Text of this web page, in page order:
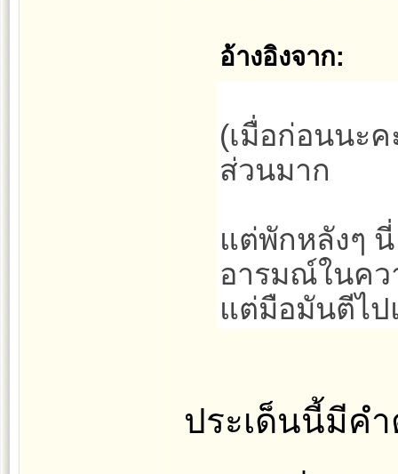
อ้างอิงจาก:
(เมื่อก่อนนะ
ส่วนมาก
แต่พักหลังๆ
อารมณ์ในคว
แต่มือมันตีไป
ประเด็นนี้มีค